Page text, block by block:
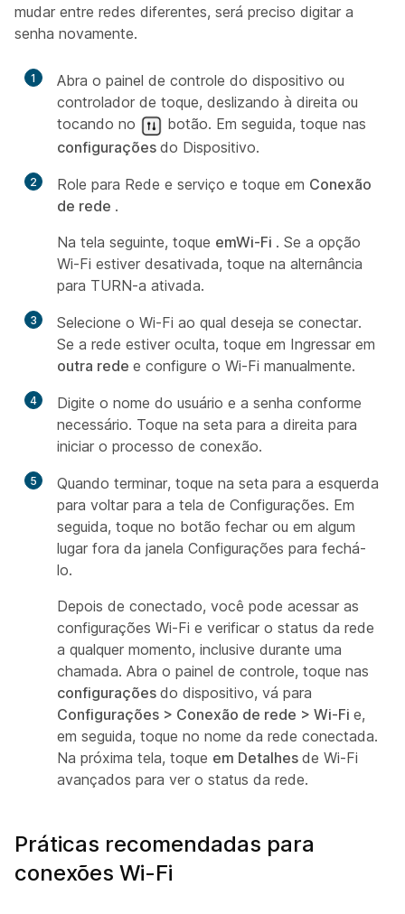
mudar entre redes diferentes, será preciso digitar a
senha novamente.
1
Abra o painel de controle do dispositivo ou
controlador de toque, deslizando à direita ou
tocando no
botão. Em seguida, toque nas
configurações do Dispositivo.
2 Role para Rede e serviço e toque em Conexão
de rede .
Na tela seguinte, toque emWi-Fi . Se a opção
Wi-Fi estiver desativada, toque na alternância
para TURN-a ativada.
3
Selecione o Wi-Fi ao qual deseja se conectar.
Se a rede estiver oculta, toque em Ingressar em
outra rede e configure o Wi-Fi manualmente.
4
Digite o nome do usuário e a senha conforme
necessário. Toque na seta para a direita para
iniciar o processo de conexão.
5
Quando terminar, toque na seta para a esquerda
para voltar para a tela de Configurações. Em
seguida, toque no botão fechar ou em algum
lugar fora da janela Configurações para fechá-
lo.
Depois de conectado, você pode acessar as
configurações Wi-Fi e verificar o status da rede
a qualquer momento, inclusive durante uma
chamada. Abra o painel de controle, toque nas
configurações do dispositivo, vá para
Configurações > Conexão de rede > Wi-Fi e,
em seguida, toque no nome da rede conectada.
Na próxima tela, toque em Detalhes de Wi-Fi
avançados para ver o status da rede.
Práticas recomendadas para
conexões Wi-Fi